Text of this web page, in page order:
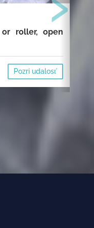
roller, open
Pozri udalosť